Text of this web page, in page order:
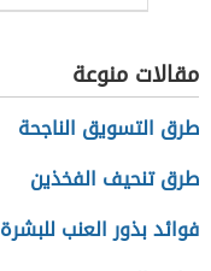
مقالات منوعة
طرق التسويق الناجحة
طرق تنحيف الفخذين
فوائد بذور العنب للبشرة